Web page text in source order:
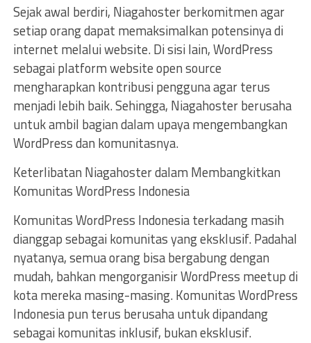
Sejak awal berdiri, Niagahoster berkomitmen agar
setiap orang dapat memaksimalkan potensinya di
internet melalui website. Di sisi lain, WordPress
sebagai platform website open source
mengharapkan kontribusi pengguna agar terus
menjadi lebih baik. Sehingga, Niagahoster berusaha
untuk ambil bagian dalam upaya mengembangkan
WordPress dan komunitasnya.
Keterlibatan Niagahoster dalam Membangkitkan
Komunitas WordPress Indonesia
Komunitas WordPress Indonesia terkadang masih
dianggap sebagai komunitas yang eksklusif. Padahal
nyatanya, semua orang bisa bergabung dengan
mudah, bahkan mengorganisir WordPress meetup di
kota mereka masing-masing. Komunitas WordPress
Indonesia pun terus berusaha untuk dipandang
sebagai komunitas inklusif, bukan eksklusif.